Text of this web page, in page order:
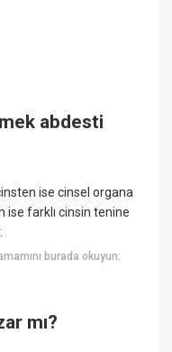
abdesti
ise cinsel organa
ise farklı cinsin tenine
burada okuyun:
mı?